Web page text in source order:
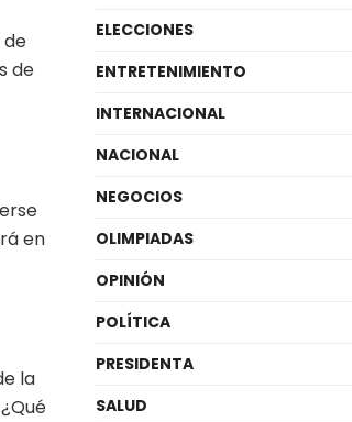
de
en
la
ELECCIONES
ENTRETENIMIENTO
INTERNACIONAL
NACIONAL
NEGOCIOS
OLIMPIADAS
OPINIÓN
POLÍTICA
PRESIDENTA
SALUD